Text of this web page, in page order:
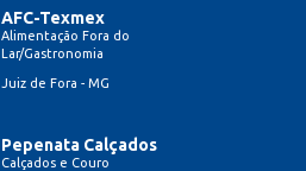
AFC-Texmex
Alimentação Fora do
Lar/Gastronomia
Juiz de Fora - MG
Pepenata Calçados
Calçados e Couro